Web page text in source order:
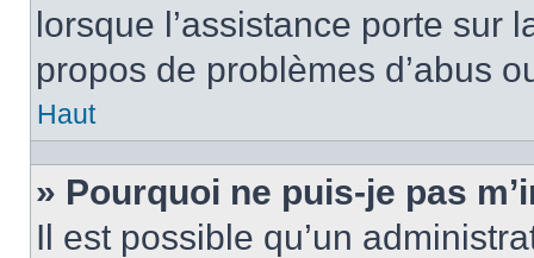
lorsque l’assistance porte sur
propos de problèmes d’abus
Haut
» Pourquoi ne puis-je pas
Il est possible qu’un